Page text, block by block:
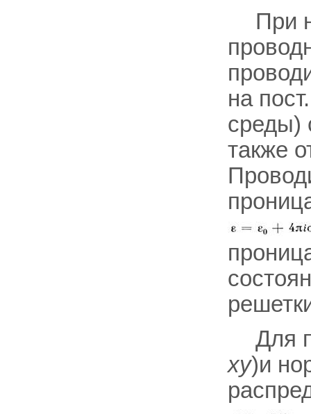
При
на
среды)
также
Для
ху)и